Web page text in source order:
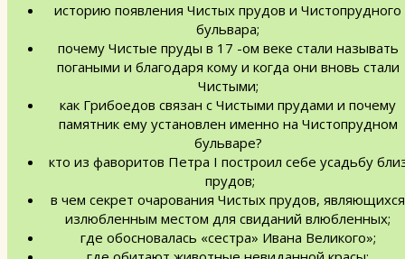
историю появления Чистых прудов и Чистопрудного
бульвара;
почему Чистые пруды в 17 -ом веке стали называть
погаными и благодаря кому и когда они вновь стали
Чистыми;
как Грибоедов связан с Чистыми прудами и почему
памятник ему установлен именно на Чистопрудном
бульваре?
кто из фаворитов Петра I построил себе усадьбу
прудов;
в чем секрет очарования Чистых прудов, являющихся
излюбленным местом для свиданий влюбленных;
где обосновалась «сестра» Ивана Великого»;